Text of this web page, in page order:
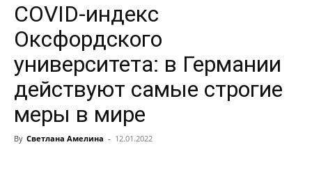
COVID-индекс
Оксфордского
университета: в Германии
действуют самые строгие
меры в мире
By Светлана Амелина - 12.01.2022